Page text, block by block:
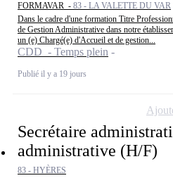
FORMAVAR - 83 - LA VALETTE DU VAR
Dans le cadre d'une formation Titre
de Gestion Administrative dans notre
un (e) Chargé(e) d'Accueil et de gestion...
CDD - Temps plein
Publié il y a 19 jours
Secrétaire
administrative (H/F)
83 - HYÈRES